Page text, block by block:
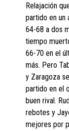
Relajación
partido en un
64-68 a dos
tiempo
66-70 en el
más. Pero
y Zaragoza
partido en el
buen rival.
rebotes y
mejores por